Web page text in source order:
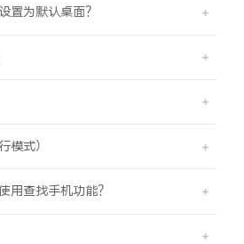
置为默认桌面？
模式）
用查找手机功能？